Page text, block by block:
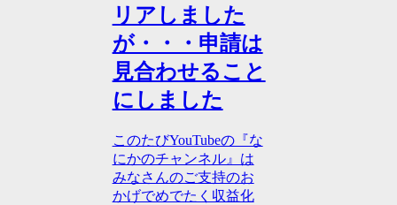
リアしました
が・・・申請は
見合わせること
にしました
このたびYouTubeの『な
にかのチャンネル』は
みなさんのご支持のお
かげでめでたく収益化